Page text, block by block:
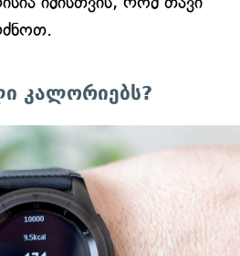
კალორიებს?